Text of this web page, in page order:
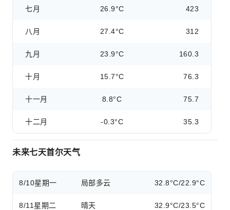
七月 26.9°C 423
八月 27.4°C 312
九月 23.9°C 160.3
十月 15.7°C 76.3
十一月 8.8°C 75.7
十二月 -0.3°C 35.3
未来七天首尔天气
8/10星期一 局部多云 32.8°C/22.9°C
8/11 星期二 晴天 32.9°C/23.5°C